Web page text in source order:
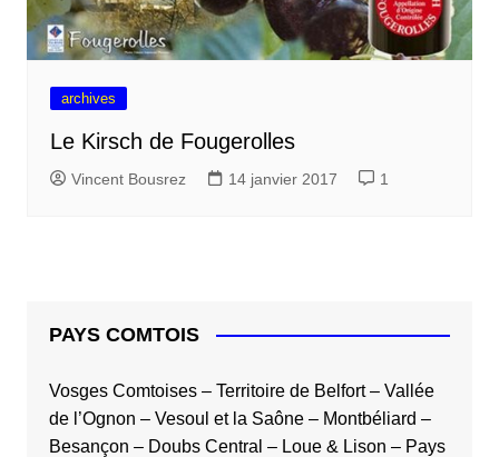
archives
Le Kirsch de Fougerolles
Vincent Bousrez 14 janvier 2017 1
PAYS COMTOIS
Vosges Comtoises– Territoire de Belfort– Vallée
de l’Ognon – Vesoul et la Saône– Montbéliard –
Besançon – Doubs Central – Loue & Lison – Pays